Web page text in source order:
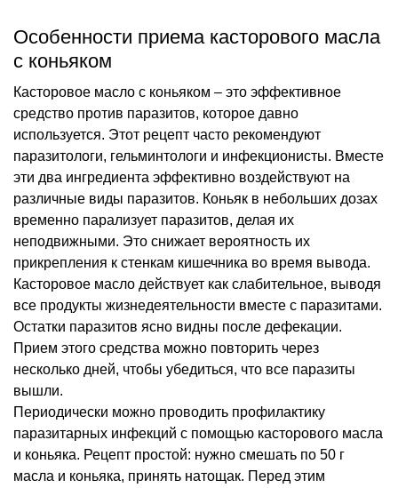
Особенности приема касторового масла
с коньяком
Касторовое масло с коньяком – это эффективное
средство против паразитов, которое давно
используется. Этот рецепт часто рекомендуют
паразитологи, гельминтологи и инфекционисты. Вместе
эти два ингредиента эффективно воздействуют на
различные виды паразитов. Коньяк в небольших дозах
временно парализует паразитов, делая их
неподвижными. Это снижает вероятность их
прикрепления к стенкам кишечника во время вывода.
Касторовое масло действует как слабительное, выводя
все продукты жизнедеятельности вместе с паразитами.
Остатки паразитов ясно видны после дефекации.
Прием этого средства можно повторить через
несколько дней, чтобы убедиться, что все паразиты
вышли.
Периодически можно проводить профилактику
паразитарных инфекций с помощью касторового масла
и коньяка. Рецепт простой: нужно смешать по 50 г
масла и коньяка, принять натощак. Перед этим